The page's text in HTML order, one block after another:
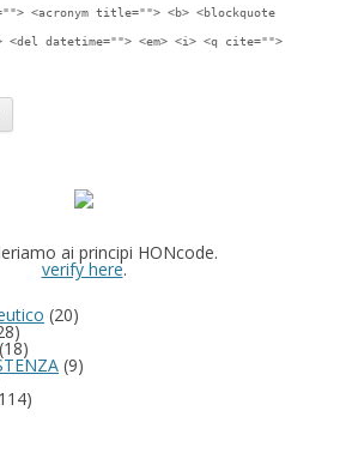
<acronym title=""> <b> <blockquote
<del datetime=""> <em> <i> <q cite="">
ai principi HONcode.
verify here.
(20)
(9)